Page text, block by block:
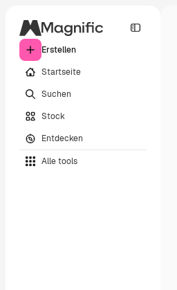
Erstellen
Startseite
Suchen
Stock
Entdecken
Alle tools